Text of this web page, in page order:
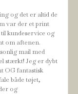
og det er altid de
var der et print
kundeservice og
om aftenen.
mail med
stærkt! Jeg er dybt
OG fantastisk
både tøjet,
og